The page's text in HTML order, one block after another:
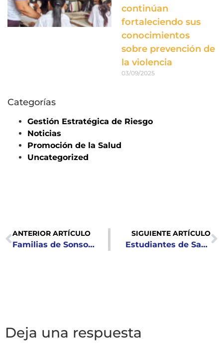
continúan
fortaleciendo sus
conocimientos
sobre prevención de
la violencia
03/09/2025
Categorías
Gestión Estratégica de Riesgo
Noticias
Promoción de la Salud
Uncategorized
ANTERIOR ARTÍCULO
Familias de Sonsonate avanzan en el desarrollo de iniciativas que contribuyen a su autonomía
SIGUIENTE ARTÍCULO
Estudiantes de Santo Domingo de Guzmán reflexionan a través de la poesía y dibujo sobre la importancia de vivir sin violencia
Deja una respuesta